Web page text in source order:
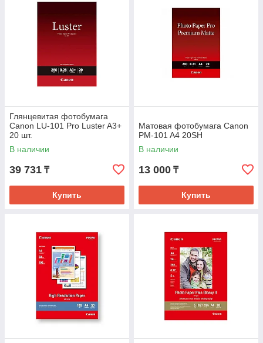
Глянцевитая фотобумага
Canon LU-101 Pro Luster A3+
20 шт.
В наличии
39 731 ₸
Купить
Матовая фотобумага Canon
PM-101 A4 20SH
В наличии
13 000 ₸
Купить